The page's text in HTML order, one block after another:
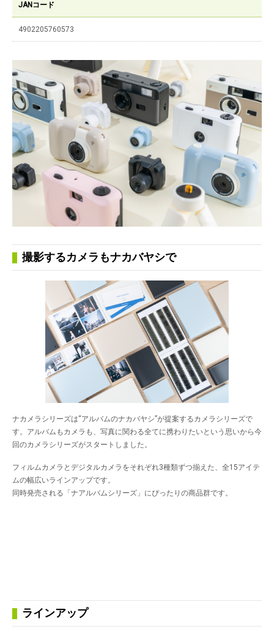
JANコード
4902205760573
撮影するカメラもナカバヤシで
ナカメラシリーズは“アルバムのナカバヤシ”が提案するカメラシリーズで
す。アルバムもカメラも、写真に関わる全てに携わりたいという思いから今
回のカメラシリーズがスタートしました。
フィルムカメラとデジタルカメラをそれぞれ3種類ずつ揃えた、全15アイテ
ムの幅広いラインアップです。
同時発売される「ナアルバムシリーズ」にぴったりの商品群です。
ラインアップ